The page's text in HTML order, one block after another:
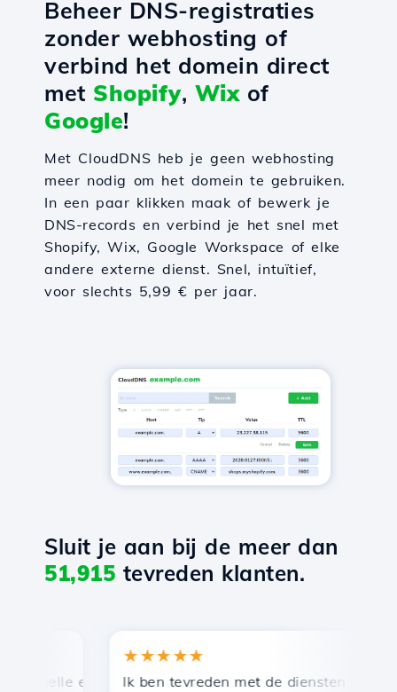
Beheer DNS-registraties
zonder webhosting of
verbind het domein direct
met Shopify, Wixof
Google!
Met CloudDNS heb je geen webhosting
meer nodig om het domein te gebruiken.
In een paar klikken maak of bewerk je
DNS-records en verbind je het snel met
Shopify, Wix, Google Workspace of elke
andere externe dienst. Snel, intuïtief,
voor slechts 5,99 € per jaar.
Sluit je aan bij de meer dan
51,915 tevreden klanten.
en efficiënte technische ondersteuning.
★★★★★
Ik ben tevreden met de diensten die door